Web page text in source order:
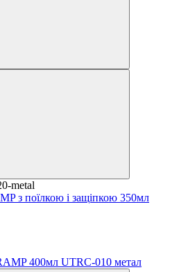
metal
з поїлкою і защіпкою 350мл